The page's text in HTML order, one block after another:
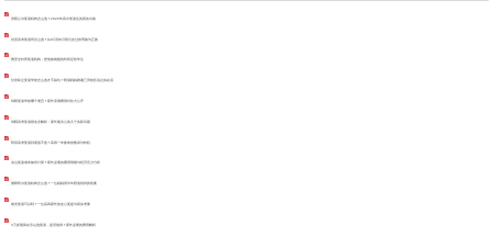
资阳公办复读机构怎么选？2026年高中复读生的真实出路
自贡高考复读班怎么选？从8月到6月我们走过的弯路与正路
雅安全封闭复读机构：把低效刷题的时间还给学生
甘孜私立复读学校怎么选才不踩坑？陪读妈妈跑遍三所校区说点实在话
绵阳复读学校哪个便宜？家长亲测费用对比大公开
绵阳高考复读报名全解析：家长最关心的几个实际问题
阿坝高考复读到底值不值？高四一年换来的教训与转机
凉山复读成本如何计算？家长必看的费用明细与经济压力分析
德阳民办复读机构怎么选？一位妈妈用半年陪读找到的答案
南充复读可以吗？一位高四家长的走心复盘与真实考量
3万多预算在乐山选复读，是否值得？家长必看的费用解析